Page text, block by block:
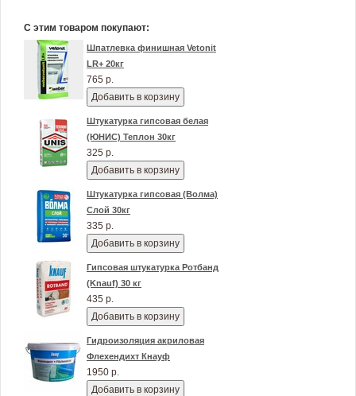
С этим товаром покупают:
Шпатлевка финишная Vetonit
LR+ 20кг
765 р.
Добавить в корзину
Штукатурка гипсовая белая
(ЮНИС) Теплон 30кг
325 р.
Добавить в корзину
Штукатурка гипсовая (Волма)
Слой 30кг
335 р.
Добавить в корзину
Гипсовая штукатурка Ротбанд
(Knauf) 30 кг
435 р.
Добавить в корзину
Гидроизоляция акриловая
Флехендихт Кнауф
1950 р.
Добавить в корзину